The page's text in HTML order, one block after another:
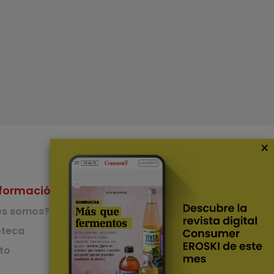
somos?
Nuestras Apps
App de recetas
App del Camino de
×